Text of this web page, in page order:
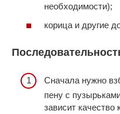
необходимости);
корица и другие
Сначала нужно
пену с
зависит